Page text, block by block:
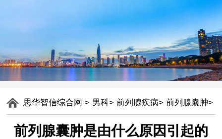
思华智信综合网 > 男科>前列腺疾病>前列腺囊肿>
前列腺囊肿是由什么原因引起的